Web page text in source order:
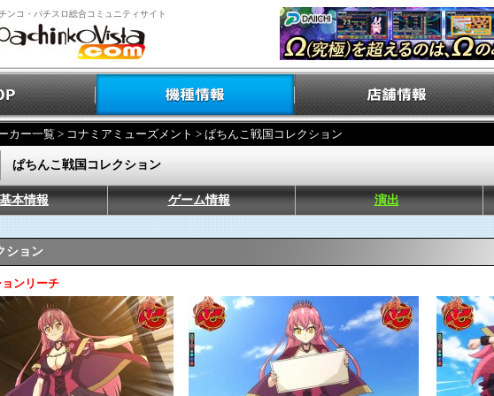
ンコ・パチスロ総合コミュニティサイト
カー一覧 > コナミアミューズメント > ぱちんこ戦国コレクション
ぱちんこ戦国コレクション
本情報 ゲーム情報 演出
ション
ンリーチ